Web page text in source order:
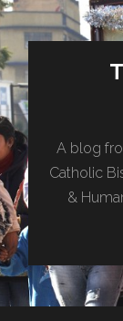
A blog
Catholic
&